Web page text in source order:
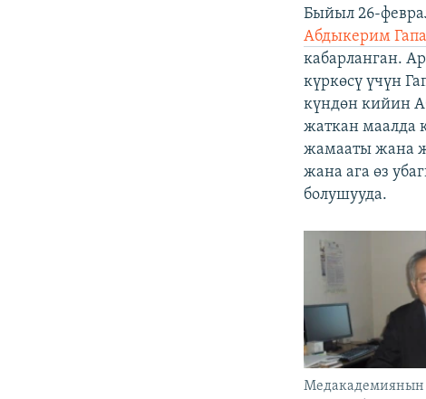
Быйыл 26-
Абдыкерим
кабарланган.
күркөсү үчүн
күндөн кийин
жаткан маалда
жамааты жана
жана ага өз
болушууда.
Медакадемиянын